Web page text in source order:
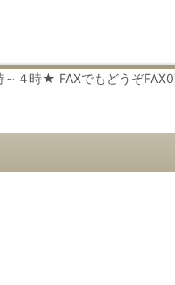
４時★ FAXでもどうぞ